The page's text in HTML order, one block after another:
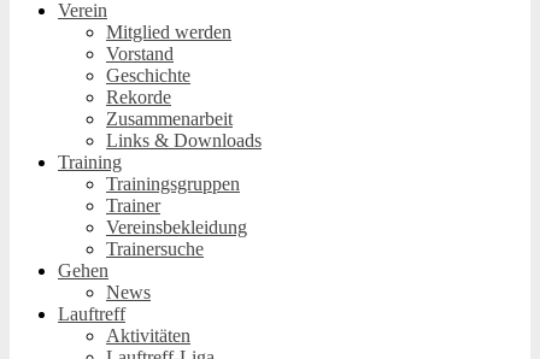
Verein
Mitglied werden
Vorstand
Geschichte
Rekorde
Zusammenarbeit
Links & Downloads
Training
Trainingsgruppen
Trainer
Vereinsbekleidung
Trainersuche
Gehen
News
Lauftreff
Aktivitäten